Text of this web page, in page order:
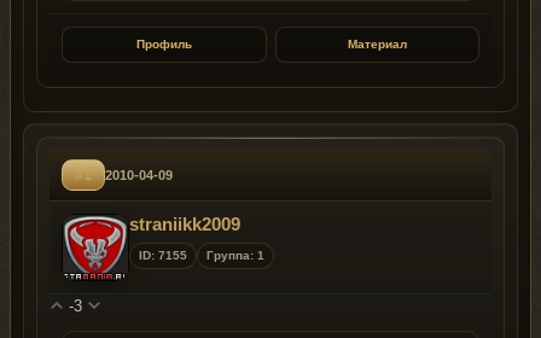
Профиль Материал
#1 2010-04-09
straniikk2009
ID: 7155 Группа: 1
-3